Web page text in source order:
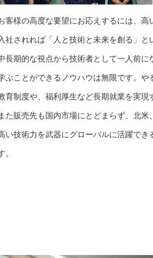
客様の高度な要望にお応えするには、高
社されれば「人と技術と未来を創る」
長期的な視点から技術者として一人前に
ぶことができるノウハウは無限です。や
育制度や、福利厚生など長期就業を実現
た販売先も国内市場にとどまらず、北米
い技術力を武器にグローバルに活躍で
。